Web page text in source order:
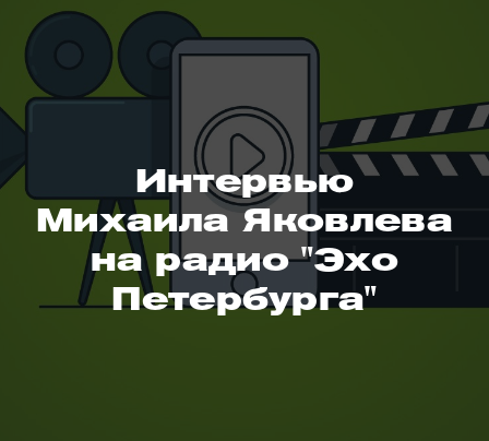
Интервью
Михаила Яковлева
на радио "Эхо
Петербурга"